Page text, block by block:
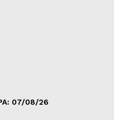
07/08/26